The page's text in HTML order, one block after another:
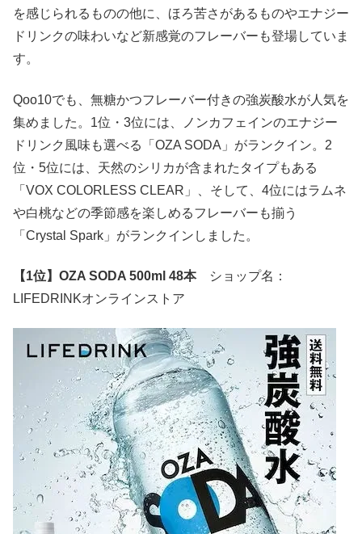
を感じられるものの他に、ほろ苦さがあるものやエナジー
ドリンクの味わいなど新感覚のフレーバーも登場していま
す。
Qoo10でも、無糖かつフレーバー付きの強炭酸水が人気を
集めました。1位・3位には、ノンカフェインのエナジー
ドリンク風味も選べる「OZA SODA」がランクイン。2
位・5位には、天然のシリカが含まれたタイプもある
「VOX COLORLESS CLEAR」、そして、4位にはラムネ
や白桃などの季節感を楽しめるフレーバーも揃う
「Crystal Spark」がランクインしました。
【1位】OZA SODA 500ml 48本
ショップ名：
LIFEDRINKオンラインストア